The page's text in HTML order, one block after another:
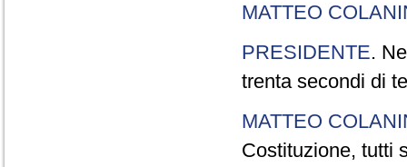
MATTEO
PRESIDENTE.
trenta secondi di
MATTEO
Costituzione, tutti